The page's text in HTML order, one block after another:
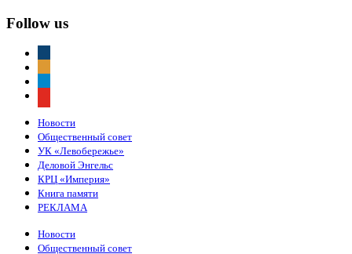
Follow us
Новости
Общественный совет
УК «Левобережье»
Деловой Энгельс
КРЦ «Империя»
Книга памяти
РЕКЛАМА
Новости
Общественный совет